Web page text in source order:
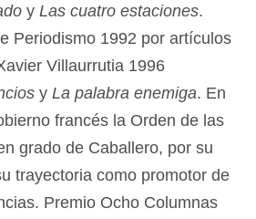
y Las cuatro estaciones.
Periodismo 1992 por artículos
Villaurrutia 1996
y La palabra enemiga. En
francés la Orden de las
grado de Caballero, por su
trayectoria como promotor de
Premio Ocho Columnas